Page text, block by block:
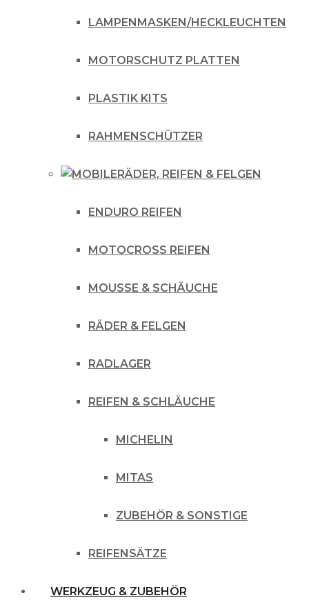
LAMPENMASKEN/HECKLEUCHTEN
MOTORSCHUTZ PLATTEN
PLASTIK KITS
RAHMENSCHÜTZER
RÄDER, REIFEN & FELGEN
ENDURO REIFEN
MOTOCROSS REIFEN
MOUSSE & SCHÄUCHE
RÄDER & FELGEN
RADLAGER
REIFEN & SCHLÄUCHE
MICHELIN
MITAS
ZUBEHÖR & SONSTIGE
REIFENSÄTZE
WERKZEUG & ZUBEHÖR